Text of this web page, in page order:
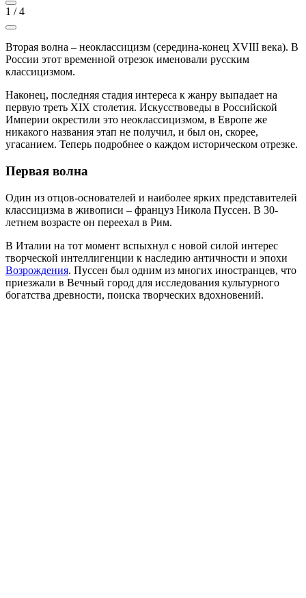
1 /4
Вторая волна – неоклассицизм (середина-конец XVIII века). В
России этот временной отрезок именовали русским
классицизмом.
Наконец, последняя стадия интереса к жанру выпадает на
первую треть XIX столетия. Искусствоведы в Российской
Империи окрестили это неоклассицизмом, в Европе же
никакого названия этап не получил, и был он, скорее,
угасанием. Теперь подробнее о каждом историческом отрезке.
Первая волна
Один из отцов-основателей и наиболее ярких представителей
классицизма в живописи – француз Никола Пуссен. В 30-
летнем возрасте он переехал в Рим.
В Италии на тот момент вспыхнул с новой силой интерес
творческой интеллигенции к наследию античности и эпохи
Возрождения. Пуссен был одним из многих иностранцев, что
приезжали в Вечный город для исследования культурного
богатства древности, поиска творческих вдохновений.